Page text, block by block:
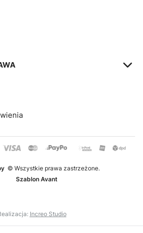
© Wszystkie prawa zastrzeżone.
Szablon Avant
Increo Studio